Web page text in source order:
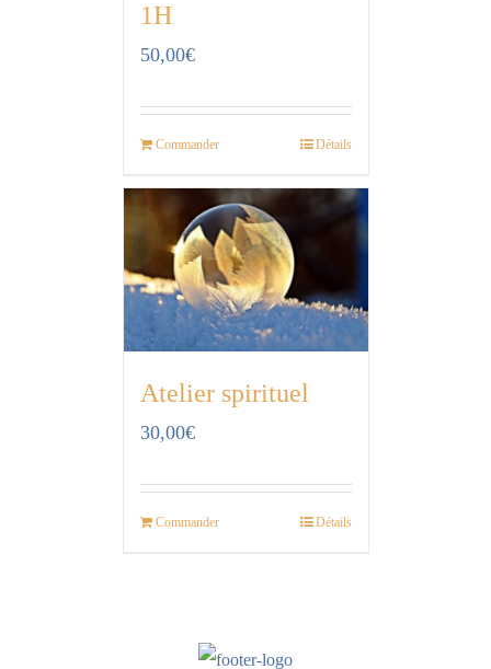
1H
50,00€
Commander Détails
Atelier spirituel
30,00€
Commander Détails